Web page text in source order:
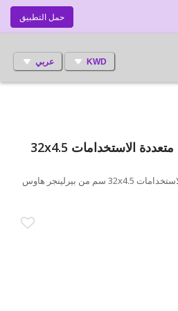
حمل التطبيق
KWD عربي
مقلاة دي كاست 3 في 1 متعددة الاستخدامات 32x4.5
مقلاة دي كاست 3 في 1 متعددة الاستخدامات 32x4.5 سم من بيرلينجر هاوس